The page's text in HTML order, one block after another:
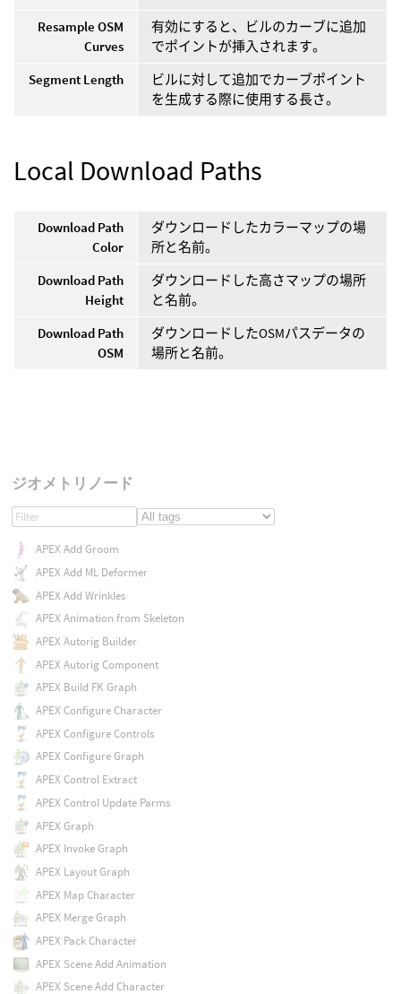
Resample OSM
Curves
有効にすると、ビルのカーブに追加
でポイントが挿入されます。
Segment Length
ビルに対して追加でカーブポイント
を生成する際に使用する長さ。
Local Download Paths
Download Path
Color
ダウンロードしたカラーマップの場
所と名前。
Download Path
Height
ダウンロードした高さマップの場所
と名前。
Download Path
OSM
ダウンロードしたOSMパスデータの
場所と名前。
ジオメトリノード
APEX Add Groom
APEX Add ML Deformer
APEX Add Wrinkles
APEX Animation from Skeleton
APEX Autorig Builder
APEX Autorig Component
APEX Build FK Graph
APEX Configure Character
APEX Configure Controls
APEX Configure Graph
APEX Control Extract
APEX Control Update Parms
APEX Graph
APEX Invoke Graph
APEX Layout Graph
APEX Map Character
APEX Merge Graph
APEX Pack Character
APEX Scene Add Animation
APEX Scene Add Character